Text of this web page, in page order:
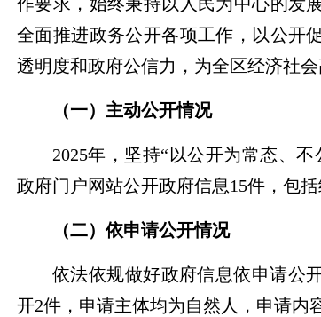
全面推进政务公开各项工作，以公开
透明度和政府公信力，为全区经济社
（一）主动公开情况
2025年 ，坚持“以公开为常态、不
政府门户网站公开政府信息15件，包括
（二） 依申请公开情况
依法依规做好政府信息依申请公
开2件，申请主体均为自然人，申请内